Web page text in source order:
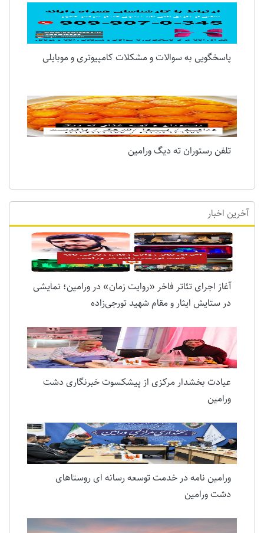
پاسخگویی به سوالات و مشکلات کامپیوتری و موبایلی
تلفن رستوران ته دیگ ورامین
آخرین اخبار
آغاز اجرای تئاتر فاخر «روایت زمان» در ورامین؛ نمایشی
در ستایش ایثار و مقام شهید تورجی‌زاده
عیادت بخشدار مرکزی از پیشکسوت خبرنگاری دشت
ورامین
ورامین نامه در خدمت توسعه رسانه ای روستاهای
دشت ورامین